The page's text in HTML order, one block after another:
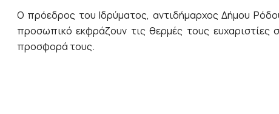
Ο πρόεδρος του Ιδρύματος, αντιδήμαρχος Δήμου
προσωπικό εκφράζουν τις θερμές τους ευχαριστίες
προσφορά τους.